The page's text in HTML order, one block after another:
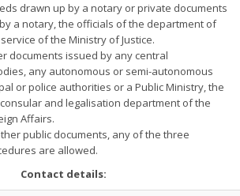
drawn up by a notary or private documents
a notary, the officials of the department of
of the Ministry of Justice.
documents issued by any central
any autonomous or semi-autonomous
or police authorities or a Public Ministry, the
and legalisation department of the
Affairs.
public documents, any of the three
are allowed.
Contact details: